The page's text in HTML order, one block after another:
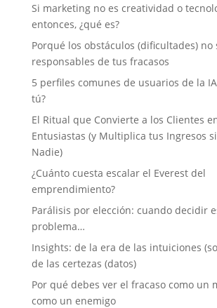
Si marketing no es creatividad o
entonces, ¿qué es?
Porqué los obstáculos (dificultades) no
responsables de tus fracasos
5 perfiles comunes de usuarios de la
tú?
El Ritual que Convierte a los Clientes
Entusiastas (y Multiplica tus Ingresos
Nadie)
¿Cuánto cuesta escalar el Everest del
emprendimiento?
Parálisis por elección: cuando decidir
problema…
Insights: de la era de las intuiciones
de las certezas (datos)
Por qué debes ver el fracaso como un
como un enemigo